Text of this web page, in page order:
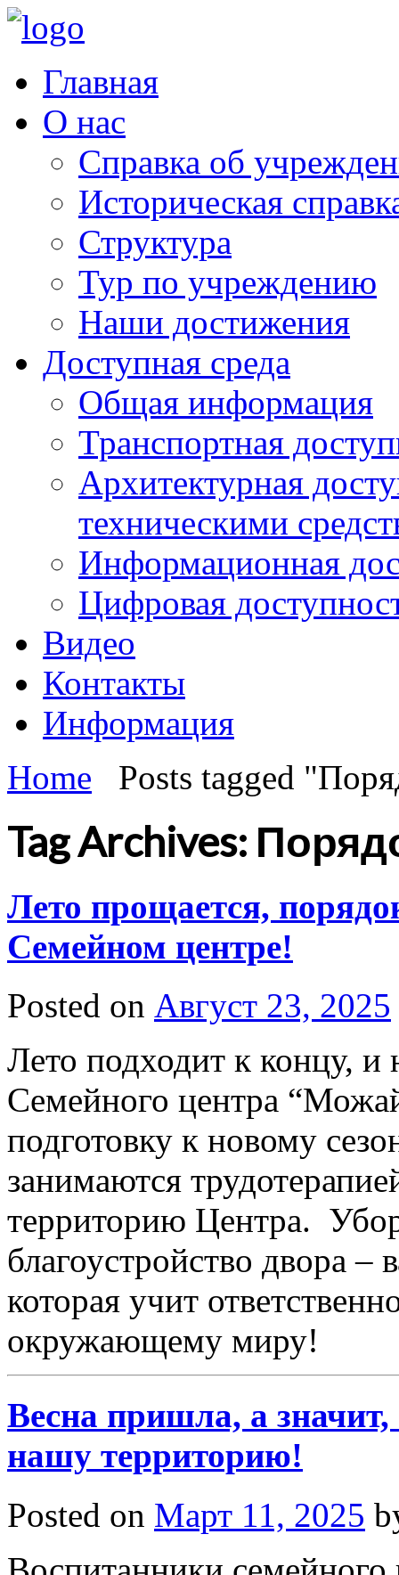
Главная
О нас
Справка об
Историческая
Структура
Тур по учреждению
Наши достижения
Доступная среда
Общая информация
Транспортная
Архитектурная
техническими
Информационная
Цифровая
Видео
Контакты
Информация
Home
Posts tagged
Tag Archives:
Лето прощается,
Семейном центре!
Posted on Август 23, 2025
Лето подходит к концу, и
Семейного центра
подготовку к новому
занимаются
территорию Центра.
благоустройство двора –
которая учит
окружающему миру!
Весна пришла, а
нашу территорию!
Posted on Март 11, 2025